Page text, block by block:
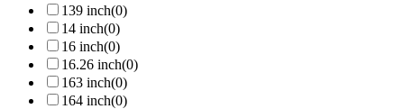
139 inch(0)
14 inch(0)
16 inch(0)
16.26 inch(0)
163 inch(0)
164 inch(0)